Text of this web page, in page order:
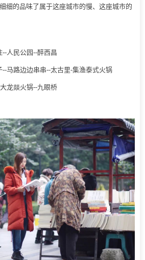
细的品味了属于这座城市的慢、这座城市的
人民公园--醉西昌
马路边边串串--太古里-集渔泰式火锅
龙燚火锅--九眼桥